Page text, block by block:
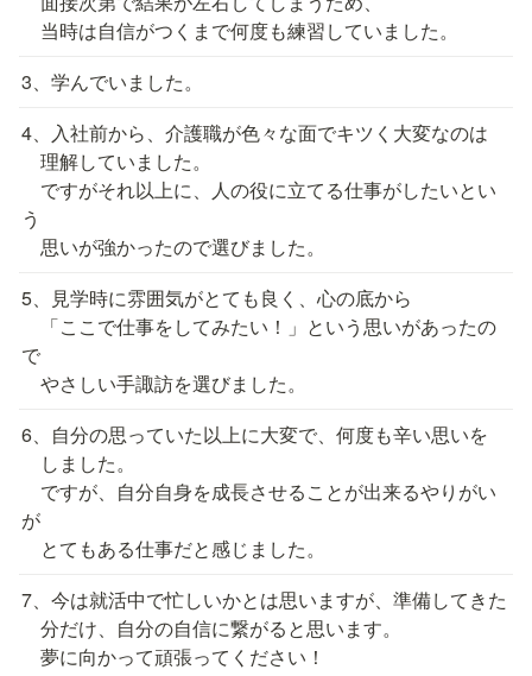
当時は自信がつくまで何度も練習していました。
3、学んでいました。
4、入社前から、介護職が色々な面でキツく大変なのは
理解していました。
ですがそれ以上に、人の役に立てる仕事がしたいとい
う
思いが強かったので選びました。
5、見学時に雰囲気がとても良く、心の底から
「ここで仕事をしてみたい！」という思いがあったの
で
やさしい手諏訪を選びました。
6、自分の思っていた以上に大変で、何度も辛い思いを
しました。
ですが、自分自身を成長させることが出来るやりがい
が
とてもある仕事だと感じました。
7、今は就活中で忙しいかとは思いますが、準備してきた
分だけ、自分の自信に繋がると思います。
夢に向かって頑張ってください！